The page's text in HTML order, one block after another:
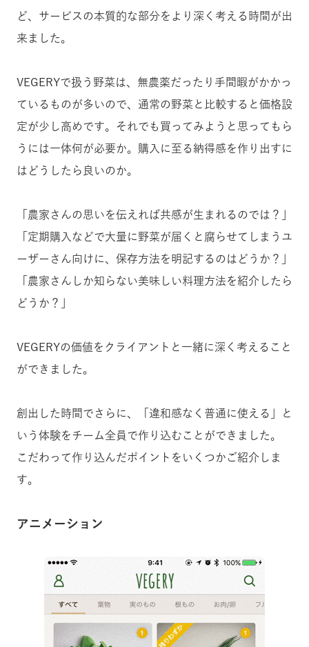
ど、サービスの本質的な部分をより深く考える時間が出
来ました。
VEGERYで扱う野菜は、無農薬だったり手間暇がかかっ
ているものが多いので、通常の野菜と比較すると価格設
定が少し高めです。それでも買ってみようと思ってもら
うには一体何が必要か。購入に至る納得感を作り出すに
はどうしたら良いのか。
「農家さんの思いを伝えれば共感が生まれるのでは？」
「定期購入などで大量に野菜が届くと腐らせてしまうユ
ーザーさん向けに、保存方法を明記するのはどうか？」
「農家さんしか知らない美味しい料理方法を紹介したら
どうか？」
VEGERYの価値をクライアントと一緒に深く考えること
ができました。
創出した時間でさらに、「違和感なく普通に使える」と
いう体験をチーム全員で作り込むことができました。
こだわって作り込んだポイントをいくつかご紹介しま
す。
アニメーション